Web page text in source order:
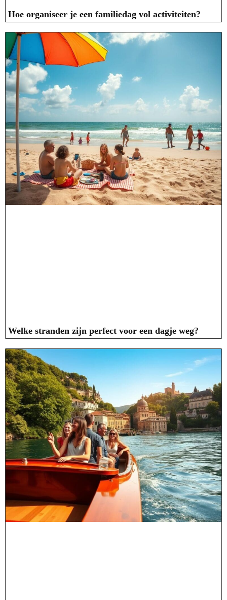
Hoe organiseer je een familiedag vol activiteiten?
Welke stranden zijn perfect voor een dagje weg?